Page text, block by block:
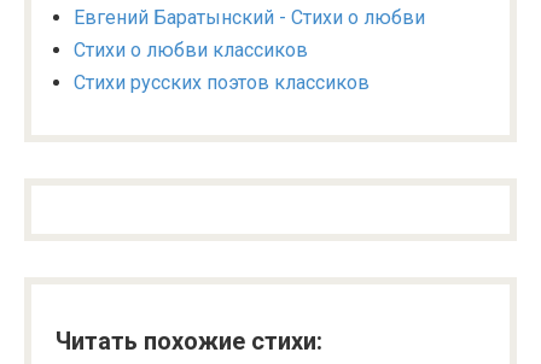
Евгений Баратынский - Стихи о любви
Стихи о любви классиков
Стихи русских поэтов классиков
Читать похожие стихи: